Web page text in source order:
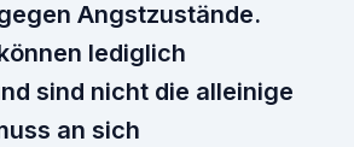
Angstzustände.
lediglich
sind nicht die alleinige
an sich